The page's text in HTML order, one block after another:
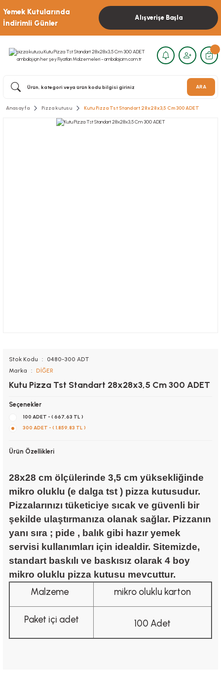
Yemek Kutularında
İndirimli Günler
Alışverişe Başla
ARA
Anasayfa Pizza kutusu Kutu Pizza Tst Standart 28x28x3,5 Cm 300 ADET
Stok Kodu
0480-300 ADT
Marka
DİĞER
Kutu Pizza Tst Standart 28x28x3,5 Cm 300 ADET
Seçenekler
100 ADET - ( 667,63 TL )
300 ADET - ( 1.859,83 TL )
Ürün Özellikleri
28x28 cm ölçülerinde 3,5 cm yüksekliğinde
mikro oluklu (e dalga tst ) pizza kutusudur.
Pizzalarınızı tüketiciye sıcak ve güvenli bir
şekilde ulaştırmanıza olanak sağlar. Pizzanın
yanı sıra ; pide , balık gibi hazır yemek
servisi kullanımları için idealdir. Sitemizde,
standart baskılı ve baskısız olarak 4 boy
mikro oluklu pizza kutusu mevcuttur.
Malzeme mikro oluklu karton
Paket içi adet 100 Adet